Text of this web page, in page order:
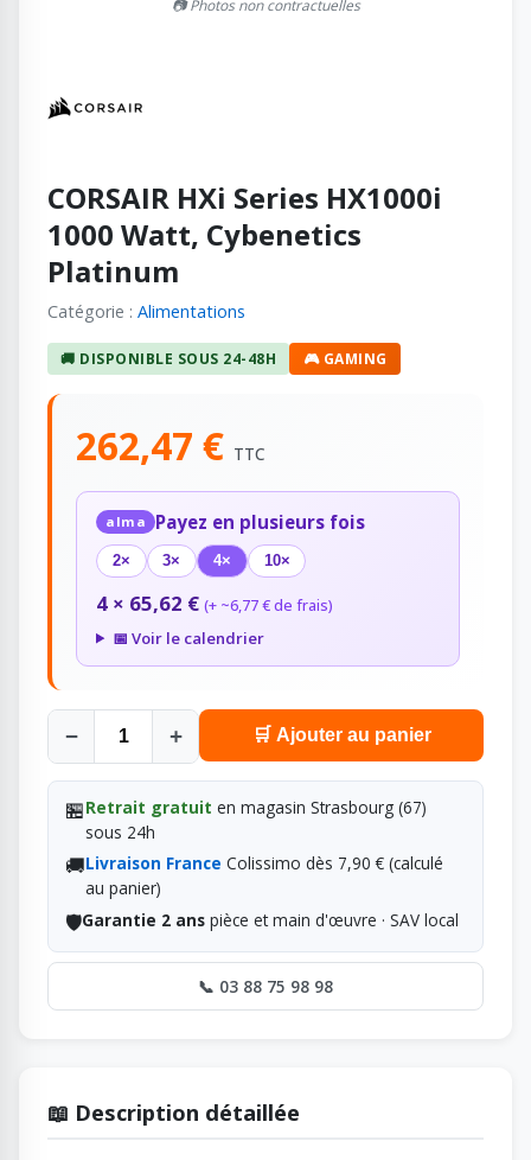
📷 Photos non contractuelles
CORSAIR HXi Series HX1000i
1000 Watt, Cybenetics
Platinum
Catégorie : Alimentations
🚚 DISPONIBLE SOUS 24-48H 🎮 GAMING
262,47 € TTC
alma Payez en plusieurs fois
2× 3× 4× 10×
4 × 65,62 € (+ ~6,77 € de frais)
📅 Voir le calendrier
− + 🛒 Ajouter au panier
🏪Retrait gratuit en magasin Strasbourg (67)
sous 24h
🚚Livraison France Colissimo dès 7,90 € (calculé
au panier)
🛡️Garantie 2 anspièce et main d'œuvre · SAV local
📞 03 88 75 98 98
📖 Description détaillée